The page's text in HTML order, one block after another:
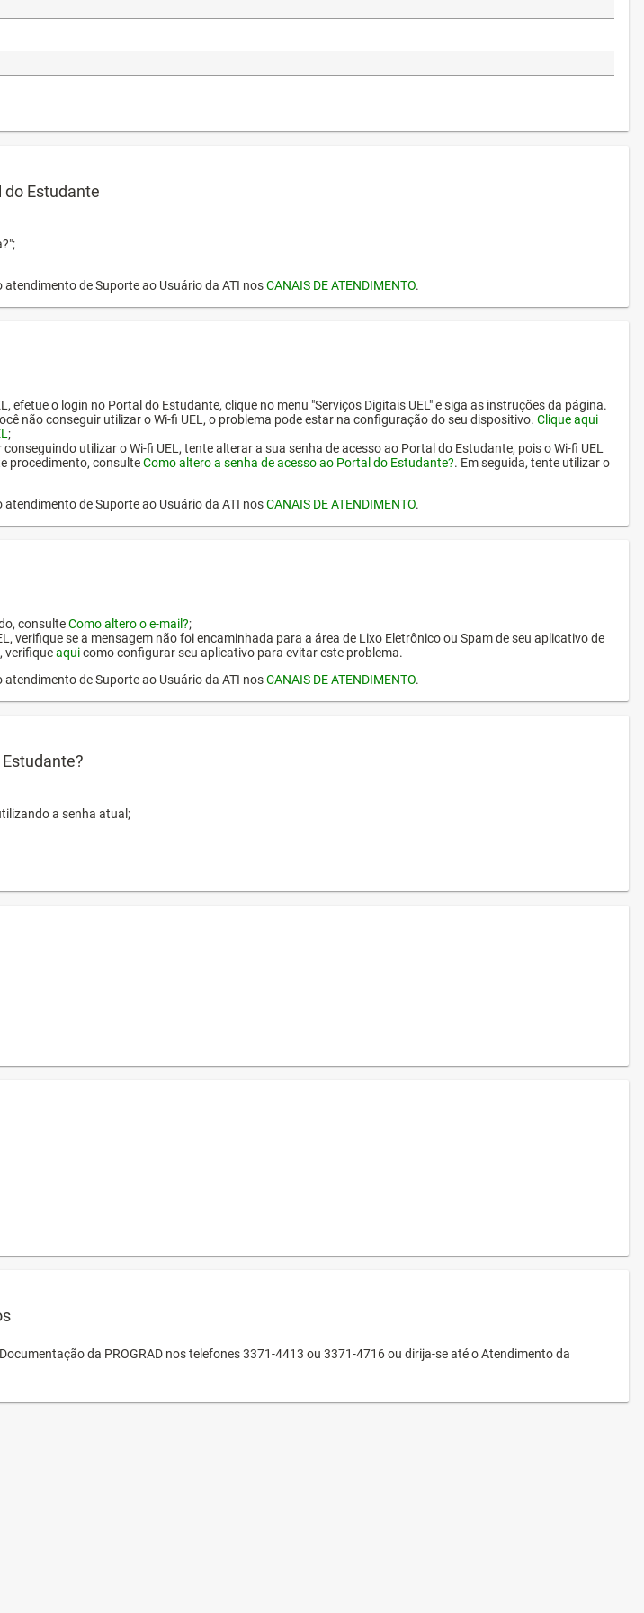
do Estudante
de Suporte ao Usuário da ATI nosCANAIS DE ATENDIMENTO.
efetue o login no Portal do Estudante, clique no menu "Serviços Digitais UEL" e siga as instruções da página.
não conseguir utilizar o Wi-fi UEL, o problema pode estar na configuração do seu dispositivo. Clique aqui
;
utilizar o Wi-fi UEL, tente alterar a sua senha de acesso ao Portal do Estudante, pois o Wi-fi UEL
procedimento, consulteComo altero a senha de acesso ao Portal do Estudante?. Em seguida, tente utilizar o
de Suporte ao Usuário da ATI nosCANAIS DE ATENDIMENTO.
consulteComo altero o e-mail?;
verifique se a mensagem não foi encaminhada para a área de Lixo Eletrônico ou Spam de seu aplicativo de
verifiqueaquicomo configurar seu aplicativo para evitar este problema.
de Suporte ao Usuário da ATI nosCANAIS DE ATENDIMENTO.
a senha atual;
da PROGRAD nos telefones 3371-4413 ou 3371-4716 ou dirija-se até o Atendimento da